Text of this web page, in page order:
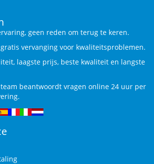
geen reden om terug te keren.
vervanging voor kwaliteitsproblemen.
laagste prijs, beste kwaliteit en langste
beantwoordt vragen online 24 uur per